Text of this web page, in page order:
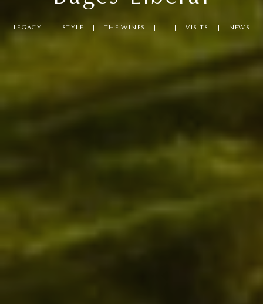
LEGACY STYLE THE WINES VISITS NEWS